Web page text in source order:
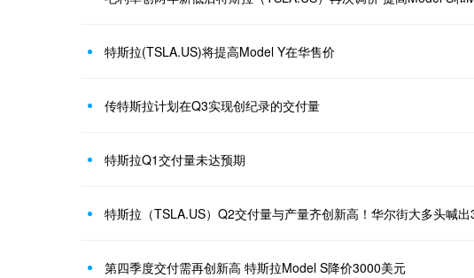
特斯拉(TSLA.US)将提高Model Y在华售价
传特斯拉计划在Q3实现创纪录的交付量
特斯拉Q1交付量未达预期
第四季度交付需再创新高 特斯拉Model S降价3000美元